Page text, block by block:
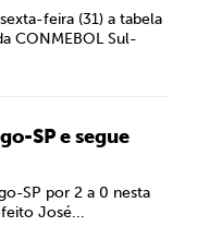
feira (31) a tabela
CONMEBOL Sul-
SP e segue
SP por 2 a 0 nesta
José...